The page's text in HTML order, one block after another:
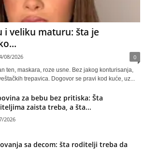
i veliku maturu: šta je
08/2026 0
ten, maskara, roze usne. Bez jakog konturisanja,
trepavica. Dogovor se pravi kod kuće, uz...
za bebu bez pritiska: Šta
zaista treba, a šta...
2026
sa decom: šta roditelji treba da